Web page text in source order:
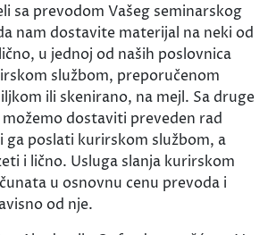
sa prevodom Vašeg seminarskog
nam dostavite materijal na neki od
u jednoj od naših poslovnica
službom, preporučenom
ili skenirano, na mejl. Sa druge
dostaviti preveden rad
ga poslati kurirskom službom, a
i lično. Usluga slanja kurirskom
u osnovnu cenu prevoda i
od nje.